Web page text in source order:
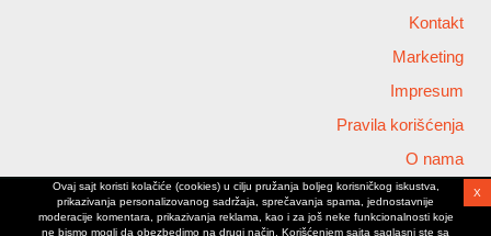
Kontakt
Marketing
Impresum
Pravila korišćenja
O nama
Copyright © 2026 Vranjenews
All rights reserved
Ovaj sajt koristi kolačiće (cookies) u cilju pružanja boljeg korisničkog iskustva,
prikazivanja personalizovanog sadržaja, sprečavanja spama, jednostavnije
moderacije komentara, prikazivanja reklama, kao i za još neke funkcionalnosti koje
ne bismo mogli da obezbedimo na drugi način. Korišćenjem sajta saglasni ste sa
X